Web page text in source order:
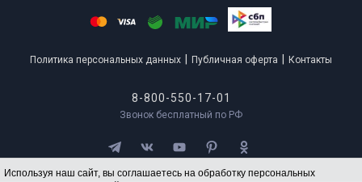
Используя наш сайт, вы соглашаетесь на обработку персональных
Политика персональных данных Публичная оферта Контакты
8-800-550-17-01
Звонок бесплатный по РФ